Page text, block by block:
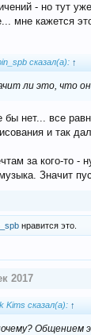
- но тут
мне кажется
сказал(а): ↑
ли это, что
бы нет... все
и так
за кого-то -
Значит
нравится это.
2017
Kims сказал(а): ↑
Общением